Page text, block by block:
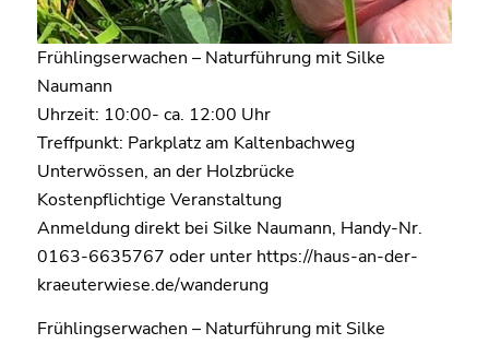
Frühlingserwachen – Naturführung mit Silke
Naumann
Uhrzeit: 10:00- ca. 12:00 Uhr
Treffpunkt: Parkplatz am Kaltenbachweg
Unterwössen, an der Holzbrücke
Kostenpflichtige Veranstaltung
Anmeldung direkt bei Silke Naumann, Handy-Nr.
0163-6635767 oder unter https://haus-an-der-
kraeuterwiese.de/wanderung
Frühlingserwachen – Naturführung mit Silke